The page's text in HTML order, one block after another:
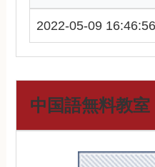
2022-05-09 16:46:56
中国語無料教室